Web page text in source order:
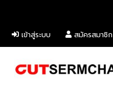
เข้าสู่ระบบ สมัครสมาชิก